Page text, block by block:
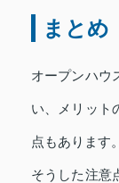
まとめ
オープンハウ
い、メリット
点もあります。
そうした注意